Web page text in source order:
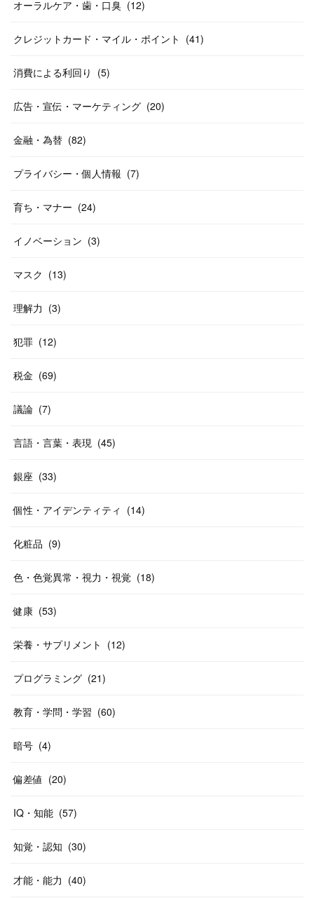
オーラルケア・歯・口臭 (12)
クレジットカード・マイル・ポイント (41)
消費による利回り (5)
広告・宣伝・マーケティング (20)
金融・為替 (82)
プライバシー・個人情報 (7)
育ち・マナー (24)
イノベーション (3)
マスク (13)
理解力 (3)
犯罪 (12)
税金 (69)
議論 (7)
言語・言葉・表現 (45)
銀座 (33)
個性・アイデンティティ (14)
化粧品 (9)
色・色覚異常・視力・視覚 (18)
健康 (53)
栄養・サプリメント (12)
プログラミング (21)
教育・学問・学習 (60)
暗号 (4)
偏差値 (20)
IQ・知能 (57)
知覚・認知 (30)
才能・能力 (40)